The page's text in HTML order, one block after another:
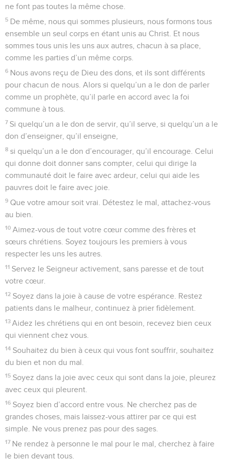
ne font pas toutes la même chose.
5 De même, nous qui sommes plusieurs, nous formons tous
ensemble un seul corps en étant unis au Christ. Et nous
sommes tous unis les uns aux autres, chacun à sa place,
comme les parties d’un même corps.
6 Nous avons reçu de Dieu des dons, et ils sont différents
pour chacun de nous. Alors si quelqu’un a le don de parler
comme un prophète, qu’il parle en accord avec la foi
commune à tous.
7 Si quelqu’un a le don de servir, qu’il serve, si quelqu’un a le
don d’enseigner, qu’il enseigne,
8 si quelqu’un a le don d’encourager, qu’il encourage. Celui
qui donne doit donner sans compter, celui qui dirige la
communauté doit le faire avec ardeur, celui qui aide les
pauvres doit le faire avec joie.
9 Que votre amour soit vrai. Détestez le mal, attachez-vous
au bien.
10 Aimez-vous de tout votre cœur comme des frères et
sœurs chrétiens. Soyez toujours les premiers à vous
respecter les uns les autres.
11 Servez le Seigneur activement, sans paresse et de tout
votre cœur.
12 Soyez dans la joie à cause de votre espérance. Restez
patients dans le malheur, continuez à prier fidèlement.
13 Aidez les chrétiens qui en ont besoin, recevez bien ceux
qui viennent chez vous.
14 Souhaitez du bien à ceux qui vous font souffrir, souhaitez
du bien et non du mal.
15 Soyez dans la joie avec ceux qui sont dans la joie, pleurez
avec ceux qui pleurent.
16 Soyez bien d’accord entre vous. Ne cherchez pas de
grandes choses, mais laissez-vous attirer par ce qui est
simple. Ne vous prenez pas pour des sages.
17 Ne rendez à personne le mal pour le mal, cherchez à faire
le bien devant tous.